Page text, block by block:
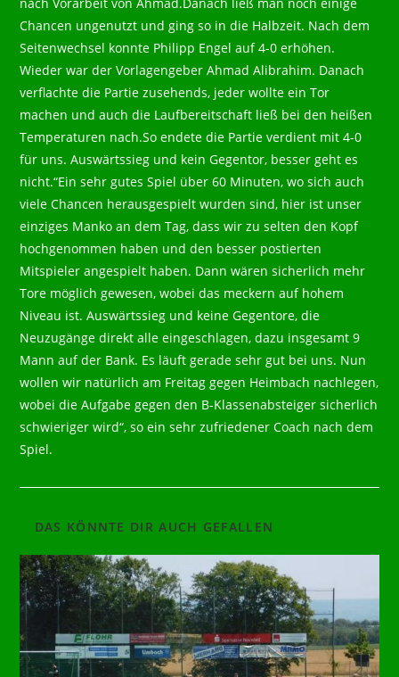
nach Vorarbeit von Ahmad.Danach ließ man noch einige
Chancen ungenutzt und ging so in die Halbzeit. Nach dem
Seitenwechsel konnte Philipp Engel auf 4-0 erhöhen.
Wieder war der Vorlagengeber Ahmad Alibrahim. Danach
verflachte die Partie zusehends, jeder wollte ein Tor
machen und auch die Laufbereitschaft ließ bei den heißen
Temperaturen nach.So endete die Partie verdient mit 4-0
für uns. Auswärtssieg und kein Gegentor, besser geht es
nicht.“Ein sehr gutes Spiel über 60 Minuten, wo sich auch
viele Chancen herausgespielt wurden sind, hier ist unser
einziges Manko an dem Tag, dass wir zu selten den Kopf
hochgenommen haben und den besser postierten
Mitspieler angespielt haben. Dann wären sicherlich mehr
Tore möglich gewesen, wobei das meckern auf hohem
Niveau ist. Auswärtssieg und keine Gegentore, die
Neuzugänge direkt alle eingeschlagen, dazu insgesamt 9
Mann auf der Bank. Es läuft gerade sehr gut bei uns. Nun
wollen wir natürlich am Freitag gegen Heimbach nachlegen,
wobei die Aufgabe gegen den B-Klassenabsteiger sicherlich
schwieriger wird“, so ein sehr zufriedener Coach nach dem
Spiel.
DAS KÖNNTE DIR AUCH GEFALLEN